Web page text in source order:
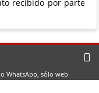
recibido por parte
WhatsApp, sólo web